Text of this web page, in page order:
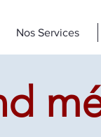
Nos Services